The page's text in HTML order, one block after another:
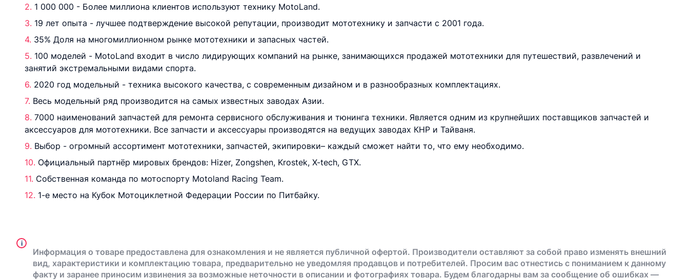
1 000 000 - Более миллиона клиентов используют технику MotoLand.
19 лет опыта - лучшее подтверждение высокой репутации, производит мототехнику и запчасти с 2001 года.
35% Доля на многомиллионном рынке мототехники и запасных частей.
100 моделей - MotoLand входит в число лидирующих компаний на рынке, занимающихся продажей мототехники для путешествий, развлечений и
занятий экстремальными видами спорта.
2020 год модельный - техника высокого качества, с современным дизайном и в разнообразных комплектациях.
Весь модельный ряд производится на самых известных заводах Азии.
7000 наименований запчастей для ремонта сервисного обслуживания и тюнинга техники. Является одним из крупнейших поставщиков запчастей и
аксессуаров для мототехники. Все запчасти и аксессуары производятся на ведущих заводах КНР и Тайваня.
Выбор - огромный ассортимент мототехники, запчастей, экипировки– каждый сможет найти то, что ему необходимо.
Официальный партнёр мировых брендов: Hizer, Zongshen, Krostek, X-tech, GTX.
Собственная команда по мотоспорту Motoland Racing Team.
1-е место на Кубок Мотоциклетной Федерации России по Питбайку.
i
Информация о товаре предоставлена для ознакомления и не является публичной офертой. Производители оставляют за собой право изменять внешний
вид, характеристики и комплектацию товара, предварительно не уведомляя продавцов и потребителей. Просим вас отнестись с пониманием к данному
факту и заранее приносим извинения за возможные неточности в описании и фотографиях товара. Будем благодарны вам за сообщение об ошибках —